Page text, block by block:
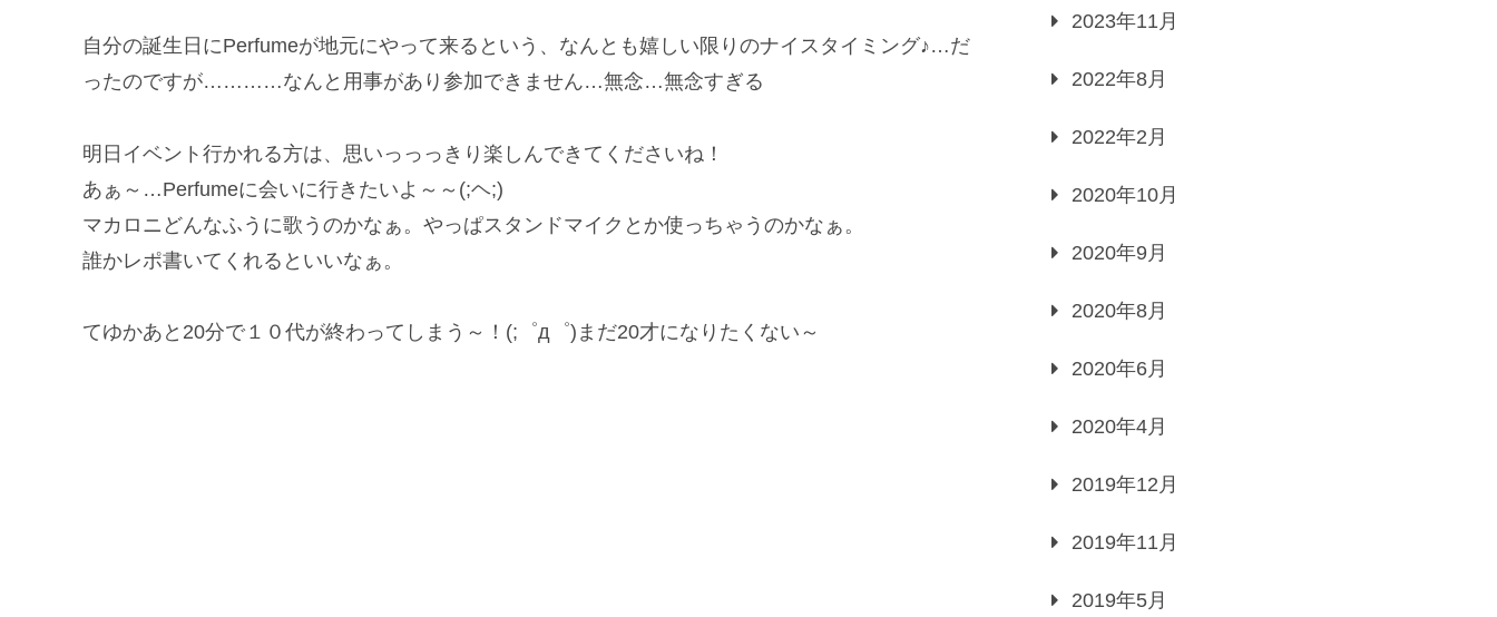
自分の誕生日にPerfumeが地元にやって来るという、なんとも嬉しい限りのナイスタイミング♪…だ
ったのですが…………なんと用事があり参加できません…無念…無念すぎる
明日イベント行かれる方は、思いっっっきり楽しんできてくださいね！
あぁ～…Perfumeに会いに行きたいよ～～(;ヘ;)
マカロニどんなふうに歌うのかなぁ。やっぱスタンドマイクとか使っちゃうのかなぁ。
誰かレポ書いてくれるといいなぁ。
てゆかあと20分で１０代が終わってしまう～！(;゜д゜)まだ20才になりたくない～
2023年11月
2022年8月
2022年2月
2020年10月
2020年9月
2020年8月
2020年6月
2020年4月
2019年12月
2019年11月
2019年5月